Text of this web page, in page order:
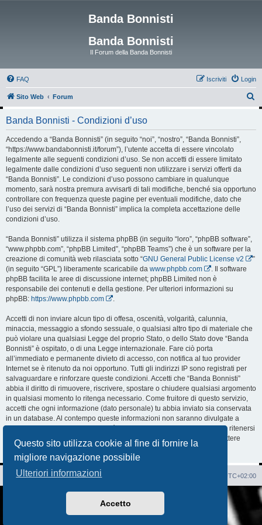
Questo sito utilizza cookie al fine di fornire la
migliore navigazione possibile
Ulteriori informazioni
Accetto
Banda Bonnisti
Banda Bonnisti
Il Forum della Banda Bonnisti
FAQ Login
Iscriviti
Sito Web Forum
Banda Bonnisti - Condizioni d’uso
Accedendo a “Banda Bonnisti” (in seguito “noi”, “nostro”, “Banda Bonnisti”,
“https://www.bandabonnisti.it/forum”), l’utente accetta di essere vincolato
legalmente alle seguenti condizioni d’uso. Se non accetti di essere limitato
legalmente dalle condizioni d’uso seguenti non utilizzare i servizi offerti da
“Banda Bonnisti”. Le condizioni d’uso possono cambiare in qualunque
momento, sarà nostra premura avvisarti di tali modifiche, benché sia opportuno
controllare con frequenza queste pagine per eventuali modifiche, dato che
l’uso dei servizi di “Banda Bonnisti” implica la completa accettazione delle
condizioni d’uso.
“Banda Bonnisti” utilizza il sistema phpBB (in seguito “loro”, “phpBB software”,
“www.phpbb.com”, “phpBB Limited”, “phpBB Teams”) che è un software per la
creazione di comunità web rilasciata sotto “GNU General Public License v2
”
(in seguito “GPL”) liberamente scaricabile da www.phpbb.com
. Il software
phpBB facilita le aree di discussione internet; phpBB Limited non è
responsabile dei contenuti e della gestione. Per ulteriori informazioni su
phpBB: https://www.phpbb.com .
Accetti di non inviare alcun tipo di offesa, oscenità, volgarità, calunnia,
minaccia, messaggio a sfondo sessuale, o qualsiasi altro tipo di materiale che
può violare una qualsiasi Legge del proprio Stato, o dello Stato dove “Banda
Bonnisti” è ospitato, o di una Legge internazionale. Fare ciò porta
all’immediato e permanente divieto di accesso, con notifica al tuo provider
Internet se è ritenuto da noi opportuno. Tutti gli indirizzi IP sono registrati per
salvaguardare e rinforzare queste condizioni. Accetti che “Banda Bonnisti”
abbia il diritto di rimuovere, riscrivere, spostare o chiudere qualsiasi argomento
in qualsiasi momento lo ritenga necessario. Come fruitore di questo servizio,
accetti che ogni informazione (dato personale) tu abbia inviato sia conservata
in un database. Al contempo queste informazioni non saranno divulgate a
nessuno senza il tuo consenso, né “Banda Bonnisti” o phpBB sono da ritenersi
responsabili per qualsiasi violazione al sistema che possa compromettere
queste informazioni.
Sito Web Forum UTC+02:00
Traduzione Italiana
AIF_COPYRIGHT